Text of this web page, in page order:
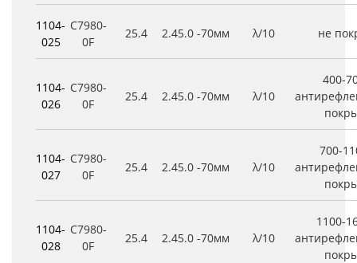
1104-
025
C7980-
0F
25.4 2.45.0 -70мм λ/10 не
1104-
026
C7980-
0F
25.4 2.45.0 -70мм λ/10
400-
1104-
027
C7980-
0F
25.4 2.45.0 -70мм λ/10
700-
1104-
028
C7980-
0F
25.4 2.45.0 -70мм λ/10
1100-